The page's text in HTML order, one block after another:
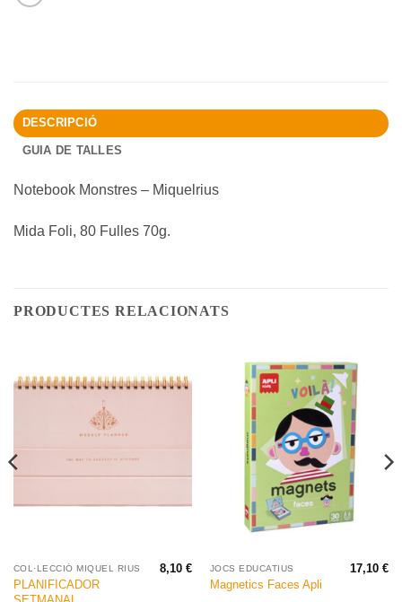
DESCRIPCIÓ
GUIA DE TALLES
Notebook Monstres – Miquelrius
Mida Foli, 80 Fulles 70g.
PRODUCTES RELACIONATS
COL·LECCIÓ MIQUEL RIUS
PLANIFICADOR
8,10€ JOCS EDUCATIUS
Magnetics Faces Apli
17,10€